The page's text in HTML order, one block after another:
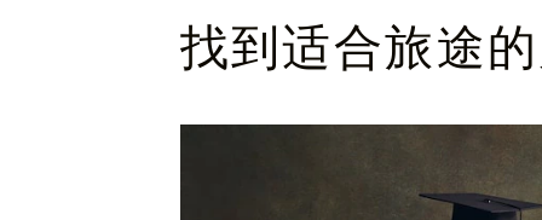
找到适合旅途